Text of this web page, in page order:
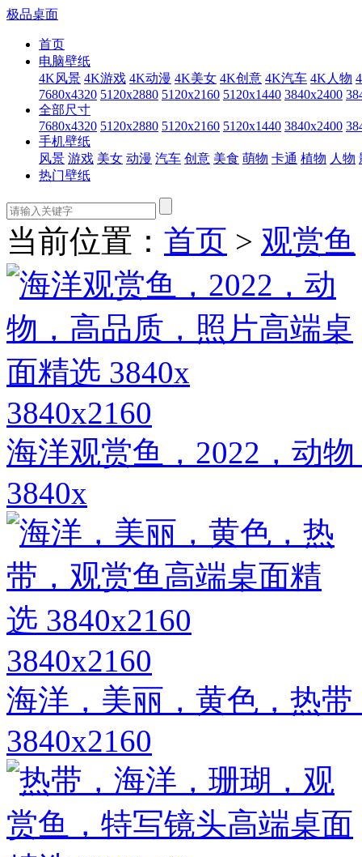
极品桌面
首页
电脑壁纸
4K风景 4K游戏 4K动漫 4K美女 4K创意 4K汽车 4K人物
7680x4320 5120x2880 5120x2160 5120x1440 3840x2400
全部尺寸
7680x4320 5120x2880 5120x2160 5120x1440 3840x2400
手机壁纸
风景 游戏 美女 动漫 汽车 创意 美食 萌物 卡通 植物 人物
热门壁纸
当前位置： 首页 > 观赏鱼
3840x2160
海洋观赏鱼，2022，动
3840x
3840x2160
海洋，美丽，黄色，热
3840x2160